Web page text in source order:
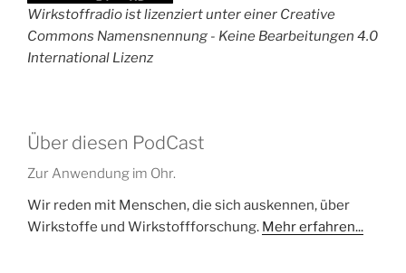
Wirkstoffradio ist lizenziert unter einer Creative
Commons Namensnennung - Keine Bearbeitungen 4.0
International Lizenz
Über diesen PodCast
Zur Anwendung im Ohr.
Wir reden mit Menschen, die sich auskennen, über
Wirkstoffe und Wirkstoffforschung. Mehr erfahren...